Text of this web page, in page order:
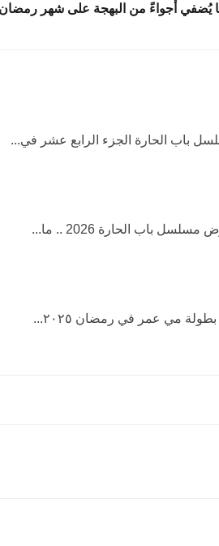
مما يُضفي أجواءً من البهجة على شهر
باب الحارة الجزء الرابع عشر في...
باب الحارة 2026 .. ما...
مي عمر في رمضان ٢٠٢٥...